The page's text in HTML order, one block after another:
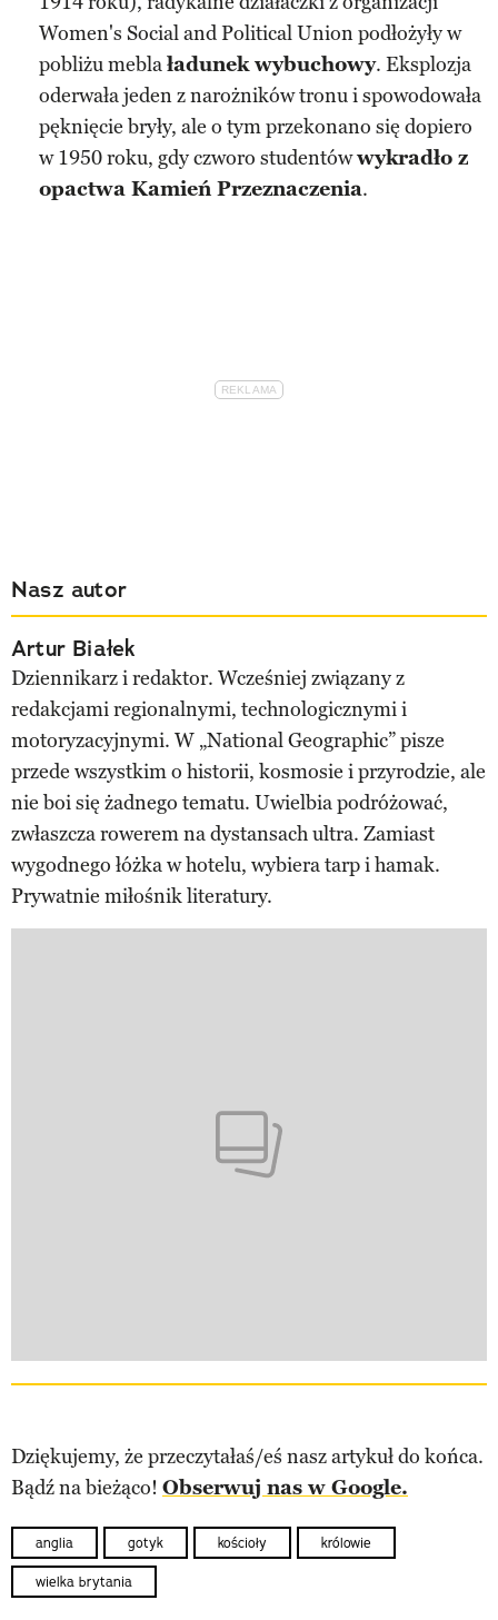
Women's Social and Political Union podłożyły w
pobliżu meblaładunek wybuchowy. Eksplozja
oderwała jeden z narożników tronu i spowodowała
pęknięcie bryły, ale o tym przekonano się dopiero
w 1950 roku, gdy czworo studentówwykradło z
opactwa Kamień Przeznaczenia.
Nasz autor
Artur Białek
Dziennikarz i redaktor. Wcześniej związany z
redakcjami regionalnymi, technologicznymi i
motoryzacyjnymi. W „National Geographic” pisze
przede wszystkim o historii, kosmosie i przyrodzie, ale
nie boi się żadnego tematu. Uwielbia podróżować,
zwłaszcza rowerem na dystansach ultra. Zamiast
wygodnego łóżka w hotelu, wybiera tarp i hamak.
Prywatnie miłośnik literatury.
Dziękujemy, że przeczytałaś/eś nasz artykuł do końca.
Bądź na bieżąco! Obserwuj nas w Google.
anglia gotyk kościoły królowie
wielka brytania